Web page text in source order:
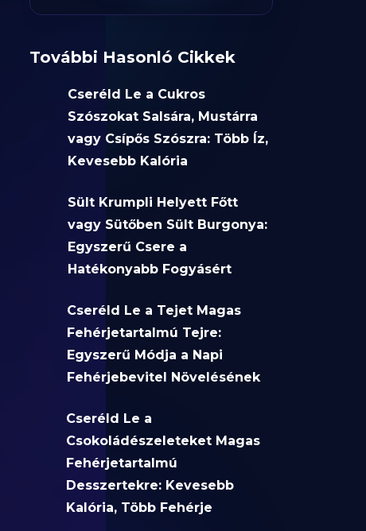
További Hasonló Cikkek
Cseréld Le a Cukros
Szószokat Salsára, Mustárra
vagy Csípős Szószra: Több Íz,
Kevesebb Kalória
Sült Krumpli Helyett Főtt
vagy Sütőben Sült Burgonya:
Egyszerű Csere a
Hatékonyabb Fogyásért
Cseréld Le a Tejet Magas
Fehérjetartalmú Tejre:
Egyszerű Módja a Napi
Fehérjebevitel Növelésének
Cseréld Le a
Csokoládészeleteket Magas
Fehérjetartalmú
Desszertekre: Kevesebb
Kalória, Több Fehérje